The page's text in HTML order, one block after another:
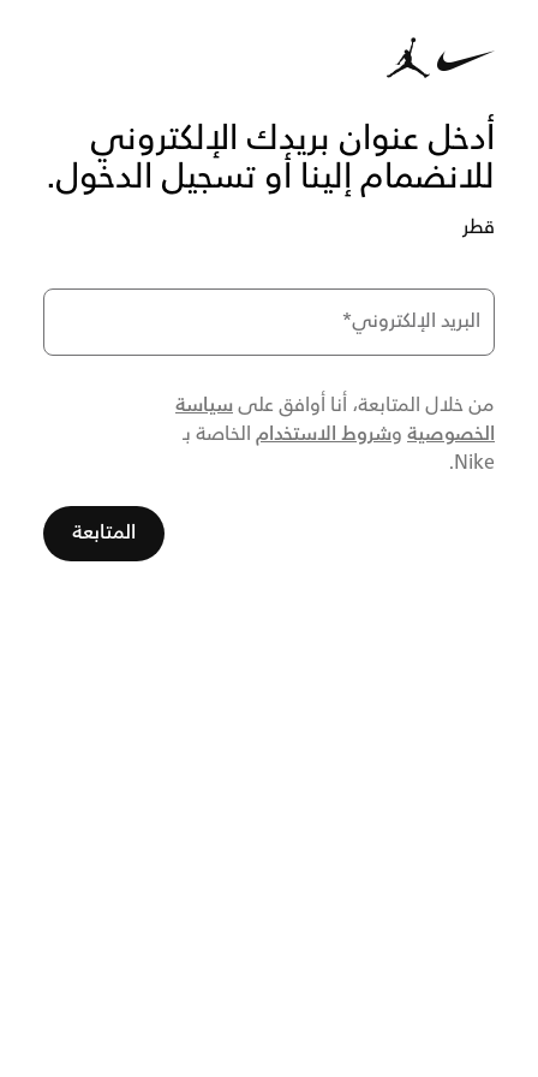
أدخل عنوان بريدك الإلكتروني
للانضمام إلينا أو تسجيل الدخول.
قطر
البريد الإلكتروني*
من خلال المتابعة، أنا أوافق علىسياسة
الخصوصية وشروط الاستخدام الخاصة بـ
Nike.
المتابعة